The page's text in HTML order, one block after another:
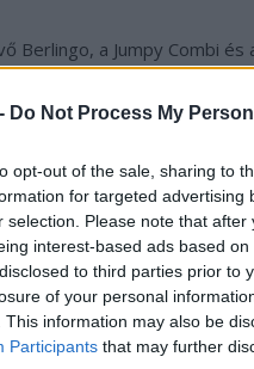
Do Not Process My
opt-out of the sale, sharing to
for targeted
selection. Please note that
interest-based ads based
to third parties prior to
of your personal
This information may also be
Participants that may further
Berlingo, a Jumpy Combi és
valamint a Peugeot által
nem tudni, hogy a Fiat
meghajtásra fognak átállni
egyaránt örül, hiszen amíg
addig az
további tartalmakért!